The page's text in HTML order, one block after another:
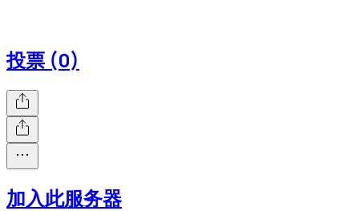
投票 (0)
加入此服务器